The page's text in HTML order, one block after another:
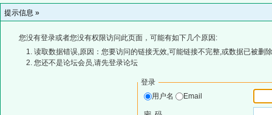
提示信息 »
您没有登录或者您没有权限访问此页面，可能有如下几个原因:
读取数据错误,原因：您要访问的链接无效,可能链接不完整,或数据已被删
您还不是论坛会员,请先登录论坛
登录
用户名
Email